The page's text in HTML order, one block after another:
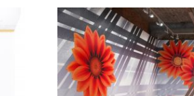
MRAC
2023 À